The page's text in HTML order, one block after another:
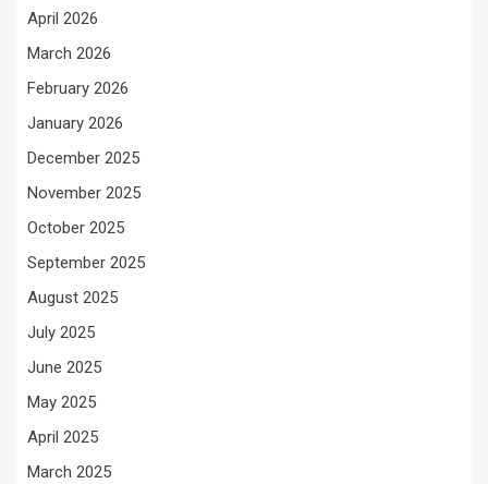
April 2026
March 2026
February 2026
January 2026
December 2025
November 2025
October 2025
September 2025
August 2025
July 2025
June 2025
May 2025
April 2025
March 2025